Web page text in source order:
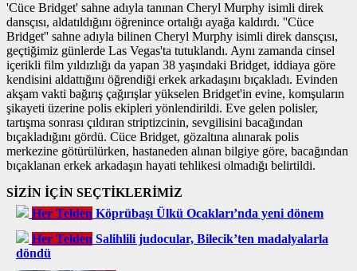
'Cüce Bridget' sahne adıyla tanınan Cheryl Murphy isimli direk
dansçısı, aldatıldığını öğrenince ortalığı ayağa kaldırdı. ''Cüce
Bridget'' sahne adıyla bilinen Cheryl Murphy isimli direk dansçısı,
geçtiğimiz günlerde Las Vegas'ta tutuklandı. Aynı zamanda cinsel
içerikli film yıldızlığı da yapan 38 yaşındaki Bridget, iddiaya göre
kendisini aldattığını öğrendiği erkek arkadaşını bıçakladı. Evinden
akşam vakti bağırış çağırışlar yükselen Bridget'in evine, komşuların
şikayeti üzerine polis ekipleri yönlendirildi. Eve gelen polisler,
tartışma sonrası çıldıran striptizcinin, sevgilisini bacağından
bıçakladığını gördü. Cüce Bridget, gözaltına alınarak polis
merkezine götürülürken, hastaneden alınan bilgiye göre, bacağından
bıçaklanan erkek arkadaşın hayati tehlikesi olmadığı belirtildi.
SİZİN İÇİN SEÇTİKLERİMİZ
Her Telden Köprübaşı Ülkü Ocakları’nda yeni dönem
Her Telden Salihlili judocular, Bilecik’ten madalyalarla
döndü